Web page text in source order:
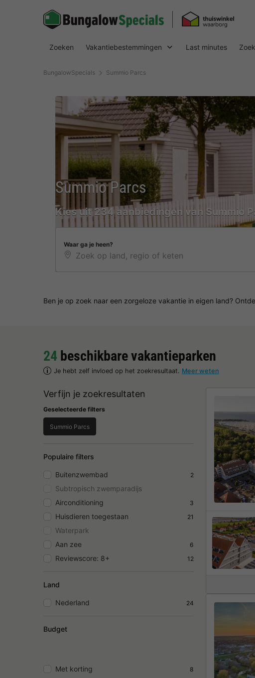
Zoeken Vakantiebestemmingen Last minutes
BungalowSpecials Summio Parcs
Summio Parcs
Kies uit 234 aanbiedingen van Summio
Waar ga je heen?
Ben je op zoek naar een zorgeloze vakantie in eigen land?
24 beschikbare vakantieparken
Je hebt zelf invloed op het zoekresultaat. Meer weten
Verfijn je zoekresultaten
Geselecteerde filters
Summio Parcs
Populaire filters
Buitenzwembad 2
Subtropisch zwemparadijs
Airconditioning
3
Huisdieren toegestaan 21
Waterpark
Aan zee
6
Reviewscore: 8+ 12
Land
Nederland 24
Budget
Met korting 8